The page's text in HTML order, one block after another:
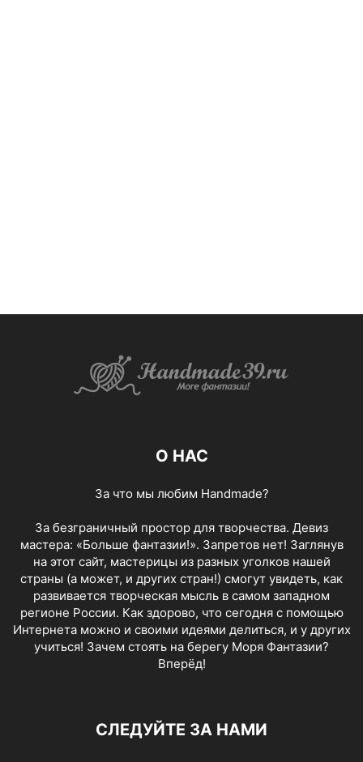
О НАС
За что мы любим Handmade?
За безграничный простор для творчества. Девиз
мастера: «Больше фантазии!». Запретов нет! Заглянув
на этот сайт, мастерицы из разных уголков нашей
страны (а может, и других стран!) смогут увидеть, как
развивается творческая мысль в самом западном
регионе России. Как здорово, что сегодня с помощью
Интернета можно и своими идеями делиться, и у других
учиться! Зачем стоять на берегу Моря Фантазии?
Вперёд!
СЛЕДУЙТЕ ЗА НАМИ